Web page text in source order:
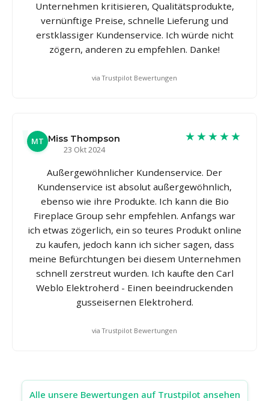
Unternehmen kritisieren, Qualitätsprodukte,
vernünftige Preise, schnelle Lieferung und
erstklassiger Kundenservice. Ich würde nicht
zögern, anderen zu empfehlen. Danke!
via Trustpilot Bewertungen
MT Miss Thompson
23 Okt 2024
★★★★★
Außergewöhnlicher Kundenservice. Der
Kundenservice ist absolut außergewöhnlich,
ebenso wie ihre Produkte. Ich kann die Bio
Fireplace Group sehr empfehlen. Anfangs war
ich etwas zögerlich, ein so teures Produkt online
zu kaufen, jedoch kann ich sicher sagen, dass
meine Befürchtungen bei diesem Unternehmen
schnell zerstreut wurden. Ich kaufte den Carl
Weblo Elektroherd - Einen beeindruckenden
gusseisernen Elektroherd.
via Trustpilot Bewertungen
Alle unsere Bewertungen auf Trustpilot ansehen